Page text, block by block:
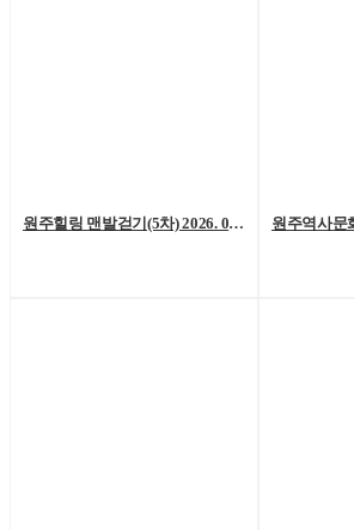
원주힐링 맨발걷기(5차) 2026. 07. 04. (토)